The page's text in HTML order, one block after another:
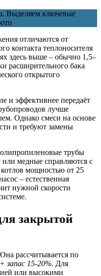
отличаются от
контакта теплоносителя
здесь выше – обычно 1,5–
расширительного бака
открытого
и эффективнее передаёт
лучше
Однако смеси на основе
и требуют замены
трубы
медные справляются с
мощностью от 25
– естественная
нужной скорости
закрытой
рассчитывается по
запас 15-20%. Для
или высокими